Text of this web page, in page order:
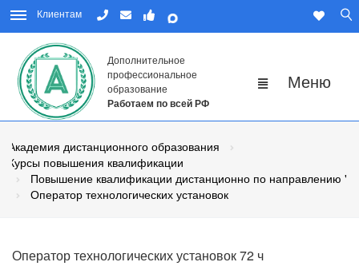
Клиентам
Дополнительное
профессиональное
образование
Работаем по всей РФ
Академия дистанционного образования
Курсы повышения квалификации
Повышение квалификации дистанционно по направлению
Оператор технологических установок
Оператор технологических установок 72 ч